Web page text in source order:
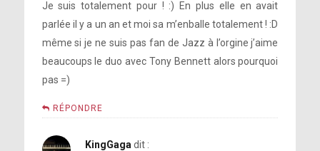
Je suis totalement pour ! :) En plus elle en avait
parlée il y a un an et moi sa m’enballe totalement ! :D
même si je ne suis pas fan de Jazz à l’orgine j’aime
beaucoups le duo avec Tony Bennett alors pourquoi
pas =)
RÉPONDRE
KingGaga dit :